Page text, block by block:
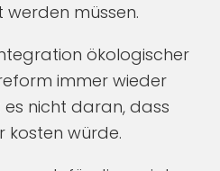
werden müssen.
ökologischer
immer wieder
nicht daran, dass
kosten würde.